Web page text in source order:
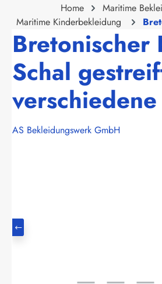
Home
Maritime
Maritime Kinderbekleidung
Bretonischer
Schal
AS Bekleidungswerk GmbH